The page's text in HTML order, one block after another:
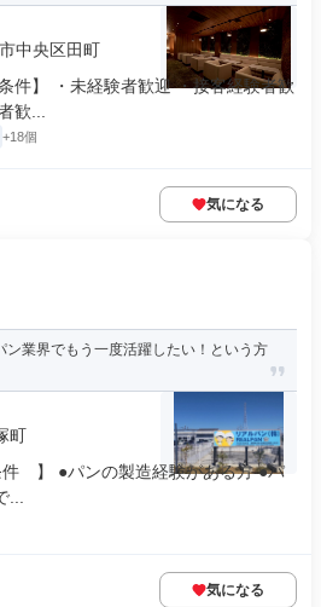
中央区田町
件】 ・未経験者歓迎 ・接客経験者歓
歓...
+18個
気になる
ン業界でもう一度活躍したい！という方
町
】 ●パンの製造経験がある方 ●パ
気になる